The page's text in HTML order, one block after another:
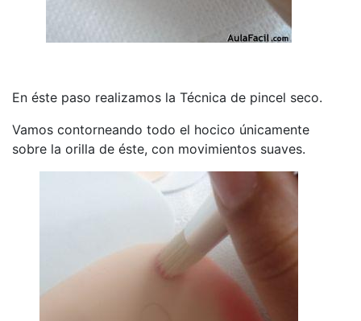
En éste paso realizamos la Técnica de pincel seco.
Vamos contorneando todo el hocico únicamente
sobre la orilla de éste, con movimientos suaves.